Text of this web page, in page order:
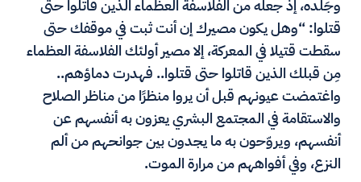
وجَلده، إذ جعله من الفلاسفة العظماء الذين قاتلوا حتى
قتلوا: “وهل يكون مصيرك إن أنت ثبت في موقفك حتى
سقطت قتيلا في المعركة، إلا مصير أولئك الفلاسفة العظماء
مِن قبلك الذين قاتلوا حتى قتلوا.. فهدرت دماؤهم..
واغتمضت عيونهم قبل أن يروا منظرًا من مناظر الصلاح
والاستقامة في المجتمع البشري يعزون به أنفسهم عن
أنفسهم، ويروّحون به ما يجدون بين جوانحهم من ألم
النزع، وفي أفواههم من مرارة الموت.